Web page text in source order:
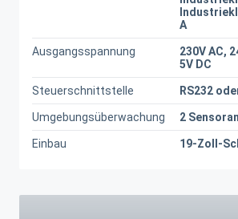
A
Ausgangsspannung
230V AC,
5V DC
Steuerschnittstelle RS232
Umgebungsüberwachung 2
Einbau 19-Zoll-